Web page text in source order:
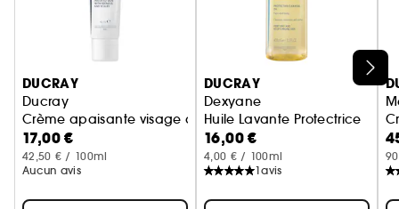
Ignorer le carrousel produits
DUCRAY
Ducray
Crème apaisante visage anti-squames KELUAL DS
17,00 €
42,50 € / 100ml
Aucun avis
DUCRAY
Dexyane
Huile Lavante Protectrice
16,00 €
4,00 € / 100ml
1avis